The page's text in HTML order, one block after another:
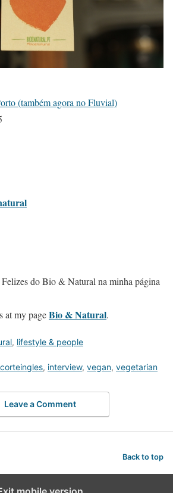
(também agora no Fluvial)
do Bio & Natural na minha página
at my pageBio & Natural.
, lifestyle & people
, interview, vegan, vegetarian
Leave a Comment
Back to top